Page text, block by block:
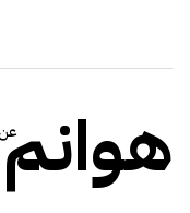
هوانم